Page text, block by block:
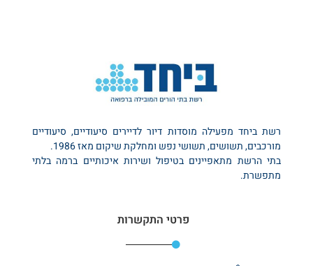
רשת ביחד מפעילה מוסדות דיור לדיירים סיעודיים, סיעודיים
מורכבים, תשושים, תשושי נפש ומחלקת שיקום מאז 1986.
בתי הרשת מתאפיינים בטיפול ושירות איכותיים ברמה בלתי
מתפשרת.
פרטי התקשרות